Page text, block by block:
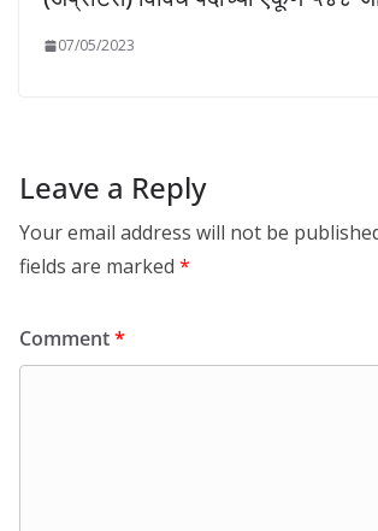
07/05/2023
Leave a Reply
Your email address will not be
fields are marked *
Comment*